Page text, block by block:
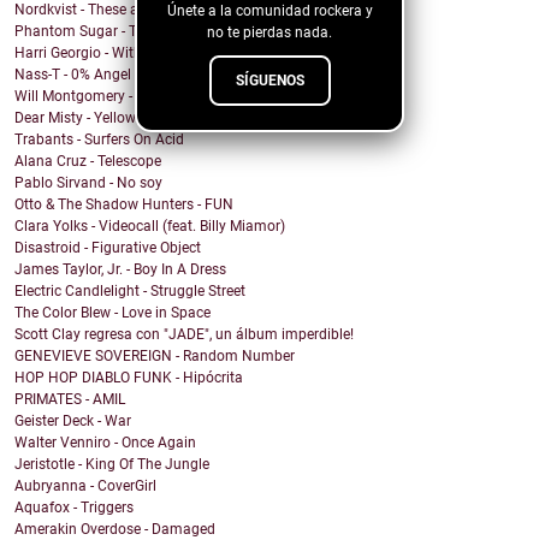
Únete a la comunidad rockera y
no te pierdas nada.
SÍGUENOS
Nordkvist - These are the days
Phantom Sugar - Too Psycho
Harri Georgio - With the Lights On
Nass-T - 0% Angel
Will Montgomery - Last Man Standing
Dear Misty - Yellow Cadillac
Trabants - Surfers On Acid
Alana Cruz - Telescope
Pablo Sirvand - No soy
Otto & The Shadow Hunters - FUN
Clara Yolks - Videocall (feat. Billy Miamor)
Disastroid - Figurative Object
James Taylor, Jr. - Boy In A Dress
Electric Candlelight - Struggle Street
The Color Blew - Love in Space
Scott Clay regresa con "JADE", un álbum imperdible!
GENEVIEVE SOVEREIGN - Random Number
HOP HOP DIABLO FUNK - Hipócrita
PRIMATES - AMIL
Geister Deck - War
Walter Venniro - Once Again
Jeristotle - King Of The Jungle
Aubryanna - CoverGirl
Aquafox - Triggers
Amerakin Overdose - Damaged